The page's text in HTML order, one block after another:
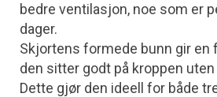
bedre ventilasjon, noe som er
dager.
Skjortens formede bunn gir en
den sitter godt på kroppen
Dette gjør den ideell for både